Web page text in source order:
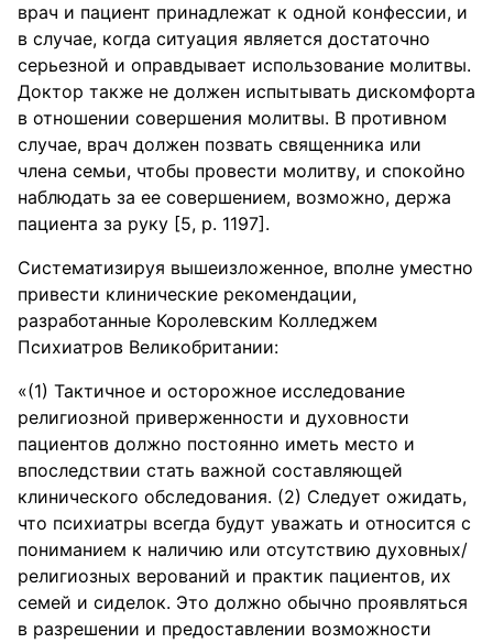
врач и пациент принадлежат к одной конфессии, и
в случае, когда ситуация является достаточно
серьезной и оправдывает использование молитвы.
Доктор также не должен испытывать дискомфорта
в отношении совершения молитвы. В противном
случае, врач должен позвать священника или
члена семьи, чтобы провести молитву, и спокойно
наблюдать за ее совершением, возможно, держа
пациента за руку [5, р. 1197].
Систематизируя вышеизложенное, вполне уместно
привести клинические рекомендации,
разработанные Королевским Колледжем
Психиатров Великобритании:
«(1) Тактичное и осторожное исследование
религиозной приверженности и духовности
пациентов должно постоянно иметь место и
впоследствии стать важной составляющей
клинического обследования. (2) Следует ожидать,
что психиатры всегда будут уважать и относится с
пониманием к наличию или отсутствию духовных/
религиозных верований и практик пациентов, их
семей и сиделок. Это должно обычно проявляться
в разрешении и предоставлении возможности